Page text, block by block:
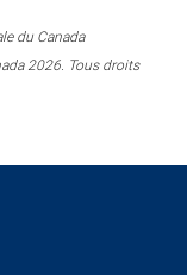
du Canada
2026. Tous droits